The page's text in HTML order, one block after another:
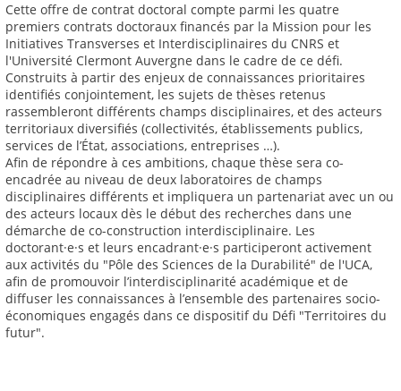
Cette offre de contrat doctoral compte parmi les quatre
premiers contrats doctoraux financés par la Mission pour les
Initiatives Transverses et Interdisciplinaires du CNRS et
l'Université Clermont Auvergne dans le cadre de ce défi.
Construits à partir des enjeux de connaissances prioritaires
identifiés conjointement, les sujets de thèses retenus
rassembleront différents champs disciplinaires, et des acteurs
territoriaux diversifiés (collectivités, établissements publics,
services de l’État, associations, entreprises …).
Afin de répondre à ces ambitions, chaque thèse sera co-
encadrée au niveau de deux laboratoires de champs
disciplinaires différents et impliquera un partenariat avec un ou
des acteurs locaux dès le début des recherches dans une
démarche de co-construction interdisciplinaire. Les
doctorant·e·s et leurs encadrant·e·s participeront activement
aux activités du "Pôle des Sciences de la Durabilité" de l'UCA,
afin de promouvoir l’interdisciplinarité académique et de
diffuser les connaissances à l’ensemble des partenaires socio-
économiques engagés dans ce dispositif du Défi "Territoires du
futur".